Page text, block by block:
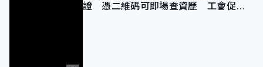
證 憑二維碼可即場查資歷 工會促加